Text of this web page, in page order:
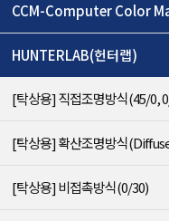
CCM-Computer Color
HUNTERLAB(헌터랩)
[탁상용] 직접조명방식(45/0,
[탁상용] 확산조명방식
[탁상용] 비접촉방식(0/30)